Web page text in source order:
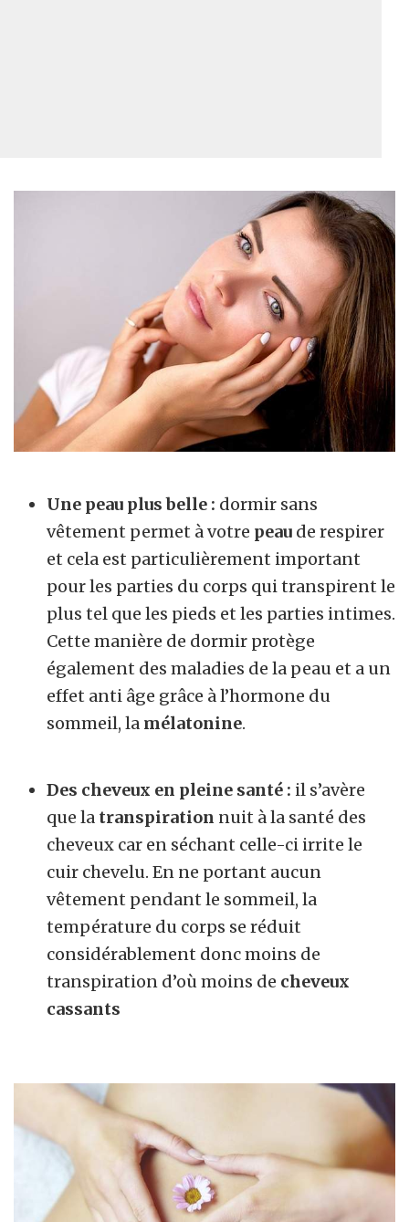
Une peau plus belle : dormir sans
vêtement permet à votre peau de respirer
et cela est particulièrement important
pour les parties du corps qui transpirent le
plus tel que les pieds et les parties intimes.
Cette manière de dormir protège
également des maladies de la peau et a un
effet anti âge grâce à l’hormone du
sommeil, la mélatonine.
Des cheveux en pleine santé : il s’avère
que la transpiration nuit à la santé des
cheveux car en séchant celle-ci irrite le
cuir chevelu. En ne portant aucun
vêtement pendant le sommeil, la
température du corps se réduit
considérablement donc moins de
transpiration d’où moins de cheveux
cassants